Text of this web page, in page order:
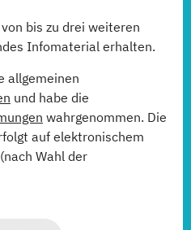
bis zu drei weiteren
Infomaterial erhalten.
allgemeinen
und habe die
wahrgenommen. Die
auf elektronischem
Wahl der